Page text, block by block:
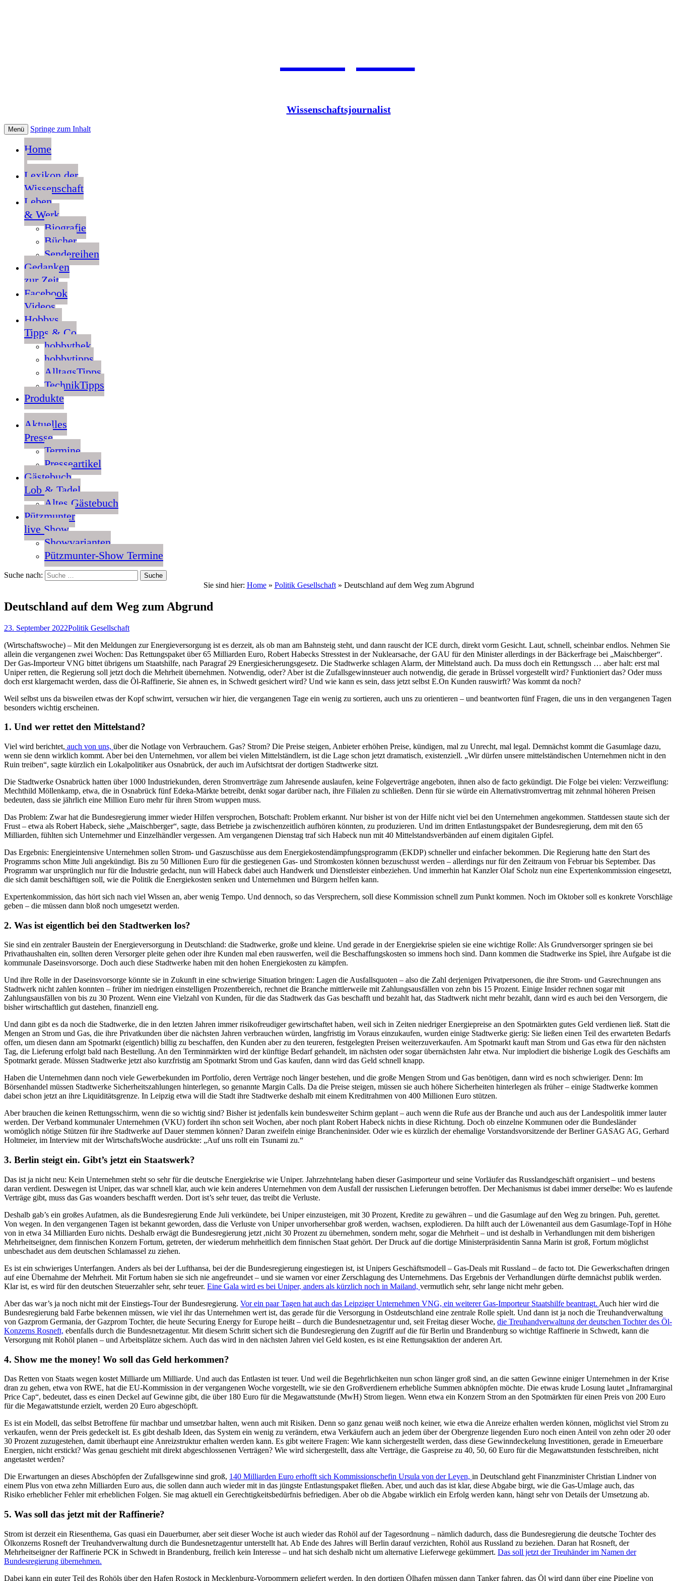
Jean Pütz
Wissenschaftsjournalist
Menü Springe zum Inhalt
Home
Lexikon der
Wissenschaft
Leben
& Werk
Biografie
Bücher
Sendereihen
Gedanken
zur Zeit
Facebook
Videos
Hobbys,
Tipps & Co
hobbythek
hobbytipps
AlltagsTipps
TechnikTipps
Produkte
Aktuelles
Presse
Termine
Presseartikel
Gästebuch
Lob & Tadel
Altes Gästebuch
Pützmunter
live Show
Showvarianten
Pützmunter-Show Termine
Suche nach:
Sie sind hier: Home» Politik Gesellschaft» Deutschland auf dem Weg zum Abgrund
Deutschland auf dem Weg zum Abgrund
23. September 2022Politik Gesellschaft
(Wirtschaftswoche) – Mit den Meldungen zur Energieversorgung ist es derzeit, als ob man am Bahnsteig steht, und dann rauscht der ICE durch, direkt vorm Gesicht. Laut, schnell, scheinbar endlos. Nehmen Sie
allein die vergangenen zwei Wochen: Das Rettungspaket über 65 Milliarden Euro, Robert Habecks Stresstest in der Nuklearsache, der GAU für den Minister allerdings in der Bäckerfrage bei „Maischberger“.
Der Gas-Importeur VNG bittet übrigens um Staatshilfe, nach Paragraf 29 Energiesicherungsgesetz. Die Stadtwerke schlagen Alarm, der Mittelstand auch. Da muss doch ein Rettungssch … aber halt: erst mal
Uniper retten, die Regierung soll jetzt doch die Mehrheit übernehmen. Notwendig, oder? Aber ist die Zufallsgewinnsteuer auch notwendig, die gerade in Brüssel vorgestellt wird? Funktioniert das? Oder muss
doch erst klargemacht werden, dass die Öl-Raffinerie, Sie ahnen es, in Schwedt gesichert wird? Und wie kann es sein, dass jetzt selbst E.On Kunden rauswirft? Was kommt da noch?
Weil selbst uns da bisweilen etwas der Kopf schwirrt, versuchen wir hier, die vergangenen Tage ein wenig zu sortieren, auch uns zu orientieren – und beantworten fünf Fragen, die uns in den vergangenen Tagen
besonders wichtig erscheinen.
1. Und wer rettet den Mittelstand?
Viel wird berichtet, auch von uns, über die Notlage von Verbrauchern. Gas? Strom? Die Preise steigen, Anbieter erhöhen Preise, kündigen, mal zu Unrecht, mal legal. Demnächst kommt die Gasumlage dazu,
wenn sie denn wirklich kommt. Aber bei den Unternehmen, vor allem bei vielen Mittelständlern, ist die Lage schon jetzt dramatisch, existenziell. „Wir dürfen unsere mittelständischen Unternehmen nicht in den
Ruin treiben“, sagte kürzlich ein Lokalpolitiker aus Osnabrück, der auch im Aufsichtsrat der dortigen Stadtwerke sitzt.
Die Stadtwerke Osnabrück hatten über 1000 Industriekunden, deren Stromverträge zum Jahresende auslaufen, keine Folgeverträge angeboten, ihnen also de facto gekündigt. Die Folge bei vielen: Verzweiflung:
Mechthild Möllenkamp, etwa, die in Osnabrück fünf Edeka-Märkte betreibt, denkt sogar darüber nach, ihre Filialen zu schließen. Denn für sie würde ein Alternativstromvertrag mit zehnmal höheren Preisen
bedeuten, dass sie jährlich eine Million Euro mehr für ihren Strom wuppen muss.
Das Problem: Zwar hat die Bundesregierung immer wieder Hilfen versprochen, Botschaft: Problem erkannt. Nur bisher ist von der Hilfe nicht viel bei den Unternehmen angekommen. Stattdessen staute sich der
Frust – etwa als Robert Habeck, siehe „Maischberger“, sagte, dass Betriebe ja zwischenzeitlich aufhören könnten, zu produzieren. Und im dritten Entlastungspaket der Bundesregierung, dem mit den 65
Milliarden, fühlten sich Unternehmer und Einzelhändler vergessen. Am vergangenen Dienstag traf sich Habeck nun mit 40 Mittelstandsverbänden auf einem digitalen Gipfel.
Das Ergebnis: Energieintensive Unternehmen sollen Strom- und Gaszuschüsse aus dem Energiekostendämpfungsprogramm (EKDP) schneller und einfacher bekommen. Die Regierung hatte den Start des
Programms schon Mitte Juli angekündigt. Bis zu 50 Millionen Euro für die gestiegenen Gas- und Stromkosten können bezuschusst werden – allerdings nur für den Zeitraum von Februar bis September. Das
Programm war ursprünglich nur für die Industrie gedacht, nun will Habeck dabei auch Handwerk und Dienstleister einbeziehen. Und immerhin hat Kanzler Olaf Scholz nun eine Expertenkommission eingesetzt,
die sich damit beschäftigen soll, wie die Politik die Energiekosten senken und Unternehmen und Bürgern helfen kann.
Expertenkommission, das hört sich nach viel Wissen an, aber wenig Tempo. Und dennoch, so das Versprechern, soll diese Kommission schnell zum Punkt kommen. Noch im Oktober soll es konkrete Vorschläge
geben – die müssen dann bloß noch umgesetzt werden.
2. Was ist eigentlich bei den Stadtwerken los?
Sie sind ein zentraler Baustein der Energieversorgung in Deutschland: die Stadtwerke, große und kleine. Und gerade in der Energiekrise spielen sie eine wichtige Rolle: Als Grundversorger springen sie bei
Privathaushalten ein, sollten deren Versorger pleite gehen oder ihre Kunden mal eben rauswerfen, weil die Beschaffungskosten so immens hoch sind. Dann kommen die Stadtwerke ins Spiel, ihre Aufgabe ist die
kommunale Daseinsvorsorge. Doch auch diese Stadtwerke haben mit den hohen Energiekosten zu kämpfen.
Und ihre Rolle in der Daseinsvorsorge könnte sie in Zukunft in eine schwierige Situation bringen: Lagen die Ausfallsquoten – also die Zahl derjenigen Privatpersonen, die ihre Strom- und Gasrechnungen ans
Stadtwerk nicht zahlen konnten – früher im niedrigen einstelligen Prozentbereich, rechnet die Branche mittlerweile mit Zahlungsausfällen von zehn bis 15 Prozent. Einige Insider rechnen sogar mit
Zahlungsausfällen von bis zu 30 Prozent. Wenn eine Vielzahl von Kunden, für die das Stadtwerk das Gas beschafft und bezahlt hat, das Stadtwerk nicht mehr bezahlt, dann wird es auch bei den Versorgern, die
bisher wirtschaftlich gut dastehen, finanziell eng.
Und dann gibt es da noch die Stadtwerke, die in den letzten Jahren immer risikofreudiger gewirtschaftet haben, weil sich in Zeiten niedriger Energiepreise an den Spotmärkten gutes Geld verdienen ließ. Statt die
Mengen an Strom und Gas, die ihre Privatkunden über die nächsten Jahren verbrauchen würden, langfristig im Voraus einzukaufen, wurden einige Stadtwerke gierig: Sie ließen einen Teil des erwarteten Bedarfs
offen, um diesen dann am Spotmarkt (eigentlich) billig zu beschaffen, den Kunden aber zu den teureren, festgelegten Preisen weiterzuverkaufen. Am Spotmarkt kauft man Strom und Gas etwa für den nächsten
Tag, die Lieferung erfolgt bald nach Bestellung. An den Terminmärkten wird der künftige Bedarf gehandelt, im nächsten oder sogar übernächsten Jahr etwa. Nur implodiert die bisherige Logik des Geschäfts am
Spotmarkt gerade. Müssen Stadtwerke jetzt also kurzfristig am Spotmarkt Strom und Gas kaufen, dann wird das Geld schnell knapp.
Haben die Unternehmen dann noch viele Gewerbekunden im Portfolio, deren Verträge noch länger bestehen, und die große Mengen Strom und Gas benötigen, dann wird es noch schwieriger. Denn: Im
Börsenhandel müssen Stadtwerke Sicherheitszahlungen hinterlegen, so genannte Margin Calls. Da die Preise steigen, müssen sie auch höhere Sicherheiten hinterlegen als früher – einige Stadtwerke kommen
dabei schon jetzt an ihre Liquiditätsgrenze. In Leipzig etwa will die Stadt ihre Stadtwerke deshalb mit einem Kreditrahmen von 400 Millionen Euro stützen.
Aber brauchen die keinen Rettungsschirm, wenn die so wichtig sind? Bisher ist jedenfalls kein bundesweiter Schirm geplant – auch wenn die Rufe aus der Branche und auch aus der Landespolitik immer lauter
werden. Der Verband kommunaler Unternehmen (VKU) fordert ihn schon seit Wochen, aber noch plant Robert Habeck nichts in diese Richtung. Doch ob einzelne Kommunen oder die Bundesländer
womöglich nötige Stützen für ihre Stadtwerke auf Dauer stemmen können? Daran zweifeln einige Brancheninsider. Oder wie es kürzlich der ehemalige Vorstandsvorsitzende der Berliner GASAG AG, Gerhard
Holtmeier, im Interview mit der WirtschaftsWoche ausdrückte: „Auf uns rollt ein Tsunami zu.“
3. Berlin steigt ein. Gibt’s jetzt ein Staatswerk?
Das ist ja nicht neu: Kein Unternehmen steht so sehr für die deutsche Energiekrise wie Uniper. Jahrzehntelang haben dieser Gasimporteur und seine Vorläufer das Russlandgeschäft organisiert – und bestens
daran verdient. Deswegen ist Uniper, das war schnell klar, auch wie kein anderes Unternehmen von dem Ausfall der russischen Lieferungen betroffen. Der Mechanismus ist dabei immer derselbe: Wo es laufende
Verträge gibt, muss das Gas woanders beschafft werden. Dort ist’s sehr teuer, das treibt die Verluste.
Deshalb gab’s ein großes Aufatmen, als die Bundesregierung Ende Juli verkündete, bei Uniper einzusteigen, mit 30 Prozent, Kredite zu gewähren – und die Gasumlage auf den Weg zu bringen. Puh, gerettet.
Von wegen. In den vergangenen Tagen ist bekannt geworden, dass die Verluste von Uniper unvorhersehbar groß werden, wachsen, explodieren. Da hilft auch der Löwenanteil aus dem Gasumlage-Topf in Höhe
von in etwa 34 Milliarden Euro nichts. Deshalb erwägt die Bundesregierung jetzt ,nicht 30 Prozent zu übernehmen, sondern mehr, sogar die Mehrheit – und ist deshalb in Verhandlungen mit dem bisherigen
Mehrheitseigner, dem finnischen Konzern Fortum, getreten, der wiederum mehrheitlich dem finnischen Staat gehört. Der Druck auf die dortige Ministerpräsidentin Sanna Marin ist groß, Fortum möglichst
unbeschadet aus dem deutschen Schlamassel zu ziehen.
Es ist ein schwieriges Unterfangen. Anders als bei der Lufthansa, bei der die Bundesregierung eingestiegen ist, ist Unipers Geschäftsmodell – Gas-Deals mit Russland – de facto tot. Die Gewerkschaften dringen
auf eine Übernahme der Mehrheit. Mit Fortum haben sie sich nie angefreundet – und sie warnen vor einer Zerschlagung des Unternehmens. Das Ergebnis der Verhandlungen dürfte demnächst publik werden.
Klar ist, es wird für den deutschen Steuerzahler sehr, sehr teuer. Eine Gala wird es bei Uniper, anders als kürzlich noch in Mailand, vermutlich sehr, sehr lange nicht mehr geben.
Aber das war’s ja noch nicht mit der Einstiegs-Tour der Bundesregierung. Vor ein paar Tagen hat auch das Leipziger Unternehmen VNG, ein weiterer Gas-Importeur Staatshilfe beantragt. Auch hier wird die
Bundesregierung bald Farbe bekennen müssen, wie viel ihr das Unternehmen wert ist, das gerade für die Versorgung in Ostdeutschland eine zentrale Rolle spielt. Und dann ist ja noch die Treuhandverwaltung
von Gazprom Germania, der Gazprom Tochter, die heute Securing Energy for Europe heißt – durch die Bundesnetzagentur und, seit Freitag dieser Woche, die Treuhandverwaltung der deutschen Tochter des Öl-
Konzerns Rosneft, ebenfalls durch die Bundesnetzagentur. Mit diesem Schritt sichert sich die Bundesregierung den Zugriff auf die für Berlin und Brandenburg so wichtige Raffinerie in Schwedt, kann die
Versorgung mit Rohöl planen – und Arbeitsplätze sichern. Auch das wird in den nächsten Jahren viel Geld kosten, es ist eine Rettungsaktion der anderen Art.
4. Show me the money! Wo soll das Geld herkommen?
Das Retten von Staats wegen kostet Milliarde um Milliarde. Und auch das Entlasten ist teuer. Und weil die Begehrlichkeiten nun schon länger groß sind, an die satten Gewinne einiger Unternehmen in der Krise
dran zu gehen, etwa von RWE, hat die EU-Kommission in der vergangenen Woche vorgestellt, wie sie den Großverdienern erhebliche Summen abknöpfen möchte. Die etwas krude Losung lautet „Inframarginal
Price Cap“, bedeutet, dass es einen Deckel auf Gewinne gibt, die über 180 Euro für die Megawattstunde (MwH) Strom liegen. Wenn etwa ein Konzern Strom an den Spotmärkten für einen Preis von 200 Euro
für die Megawattstunde erzielt, werden 20 Euro abgeschöpft.
Es ist ein Modell, das selbst Betroffene für machbar und umsetzbar halten, wenn auch mit Risiken. Denn so ganz genau weiß noch keiner, wie etwa die Anreize erhalten werden können, möglichst viel Strom zu
verkaufen, wenn der Preis gedeckelt ist. Es gibt deshalb Ideen, das System ein wenig zu verändern, etwa Verkäufern auch an jedem über der Obergrenze liegenden Euro noch einen Anteil von zehn oder 20 oder
30 Prozent zuzugestehen, damit überhaupt eine Anreizstruktur erhalten werden kann. Es gibt weitere Fragen: Wie kann sichergestellt werden, dass diese Gewinndeckelung Investitionen, gerade in Erneuerbare
Energien, nicht erstickt? Was genau geschieht mit direkt abgeschlossenen Verträgen? Wie wird sichergestellt, dass alte Verträge, die Gaspreise zu 40, 50, 60 Euro für die Megawattstunden festschreiben, nicht
angetastet werden?
Die Erwartungen an dieses Abschöpfen der Zufallsgewinne sind groß, 140 Milliarden Euro erhofft sich Kommissionschefin Ursula von der Leyen, in Deutschland geht Finanzminister Christian Lindner von
einem Plus von etwa zehn Milliarden Euro aus, die sollen dann auch wieder mit in das jüngste Entlastungspaket fließen. Aber, und auch das ist klar, diese Abgabe birgt, wie die Gas-Umlage auch, das
Risiko erheblicher Fehler mit erheblichen Folgen. Sie mag aktuell ein Gerechtigkeitsbedürfnis befriedigen. Aber ob die Abgabe wirklich ein Erfolg werden kann, hängt sehr von Details der Umsetzung ab.
5. Was soll das jetzt mit der Raffinerie?
Strom ist derzeit ein Riesenthema, Gas quasi ein Dauerburner, aber seit dieser Woche ist auch wieder das Rohöl auf der Tagesordnung – nämlich dadurch, dass die Bundesregierung die deutsche Tochter des
Ölkonzerns Rosneft der Treuhandverwaltung durch die Bundesnetzagentur unterstellt hat. Ab Ende des Jahres will Berlin darauf verzichten, Rohöl aus Russland zu beziehen. Daran hat Rosneft, der
Mehrheitseigner der Raffinerie PCK in Schwedt in Brandenburg, freilich kein Interesse – und hat sich deshalb nicht um alternative Lieferwege gekümmert. Das soll jetzt der Treuhänder im Namen der
Bundesregierung übernehmen.
Dabei kann ein guter Teil des Rohöls über den Hafen Rostock in Mecklenburg-Vorpommern geliefert werden. In den dortigen Ölhafen müssen dann Tanker fahren, das Öl wird dann über eine Pipeline von